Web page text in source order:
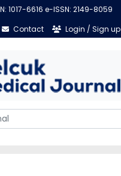
1017-6616 e-ISSN: 2149-8059
Contact Login / Sign up